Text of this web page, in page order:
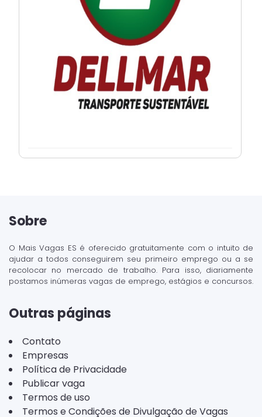
Sobre
O Mais Vagas ES é oferecido gratuitamente com o intuito de
ajudar a todos conseguirem seu primeiro emprego ou a se
recolocar no mercado de trabalho. Para isso, diariamente
postamos inúmeras vagas de emprego, estágios e concursos.
Outras páginas
Contato
Empresas
Política de Privacidade
Publicar vaga
Termos de uso
Termos e Condições de Divulgação de Vagas